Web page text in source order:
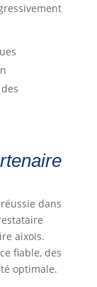
dans
aixois.
fiable, des
optimale.